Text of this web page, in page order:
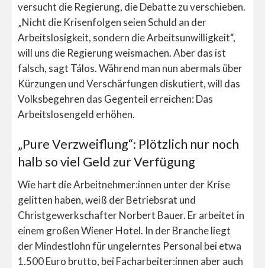
versucht die Regierung, die Debatte zu verschieben.
„Nicht die Krisenfolgen seien Schuld an der
Arbeitslosigkeit, sondern die Arbeitsunwilligkeit“,
will uns die Regierung weismachen. Aber das ist
falsch, sagt Tálos. Während man nun abermals über
Kürzungen und Verschärfungen diskutiert, will das
Volksbegehren das Gegenteil erreichen: Das
Arbeitslosengeld erhöhen.
„Pure Verzweiflung“: Plötzlich nur noch
halb so viel Geld zur Verfügung
Wie hart die Arbeitnehmer:innen unter der Krise
gelitten haben, weiß der Betriebsrat und
Christgewerkschafter Norbert Bauer. Er arbeitet in
einem großen Wiener Hotel. In der Branche liegt
der Mindestlohn für ungelerntes Personal bei etwa
1.500 Euro brutto, bei Facharbeiter:innen aber auch